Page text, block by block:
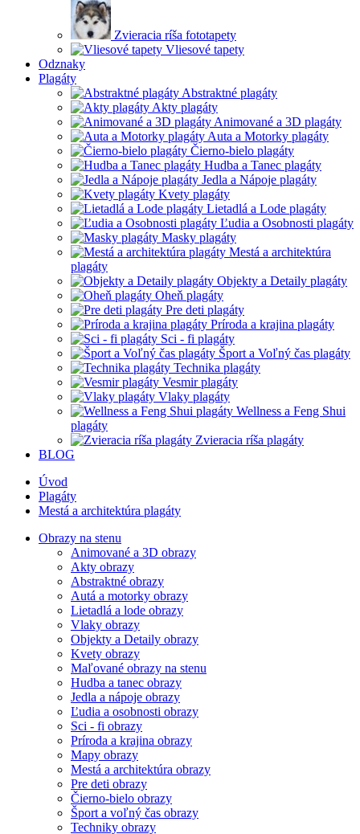
Zvieracia ríša fototapety
Vliesové tapety
Odznaky
Plagáty
Abstraktné plagáty
Akty plagáty
Animované a 3D plagáty
Auta a Motorky plagáty
Čierno-bielo plagáty
Hudba a Tanec plagáty
Jedla a Nápoje plagáty
Kvety plagáty
Lietadlá a Lode plagáty
Ľudia a Osobnosti plagáty
Masky plagáty
Mestá a architektúra
plagáty
Objekty a Detaily plagáty
Oheň plagáty
Pre deti plagáty
Príroda a krajina plagáty
Sci - fi plagáty
Šport a Voľný čas plagáty
Technika plagáty
Vesmir plagáty
Vlaky plagáty
Wellness a Feng Shui
plagáty
Zvieracia ríša plagáty
BLOG
Úvod
Plagáty
Mestá a architektúra plagáty
Obrazy na stenu
Animované a 3D obrazy
Akty obrazy
Abstraktné obrazy
Autá a motorky obrazy
Lietadlá a lode obrazy
Vlaky obrazy
Objekty a Detaily obrazy
Kvety obrazy
Maľované obrazy na stenu
Hudba a tanec obrazy
Jedla a nápoje obrazy
Ľudia a osobnosti obrazy
Sci - fi obrazy
Príroda a krajina obrazy
Mapy obrazy
Mestá a architektúra obrazy
Pre deti obrazy
Čierno-bielo obrazy
Šport a voľný čas obrazy
Techniky obrazy